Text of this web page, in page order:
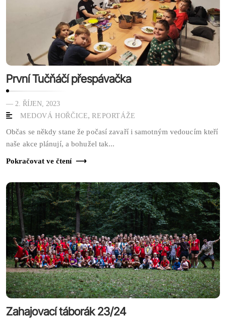
První Tučňáčí přespávačka
— 2. ŘÍJEN, 2023
MEDOVÁ HOŘČICE,REPORTÁŽE
Občas se někdy stane že počasí zavaří i samotným vedoucím kteří
naše akce plánují, a bohužel tak...
Pokračovat ve čtení
Zahajovací táborák 23/24